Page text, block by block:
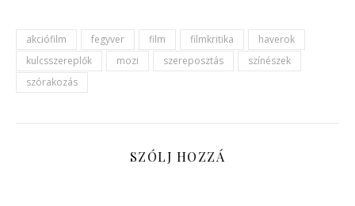
akciófilm fegyver film filmkritika
haverok
kulcsszereplők
mozi szereposztás
színészek
szórakozás
SZÓLJ HOZZÁ